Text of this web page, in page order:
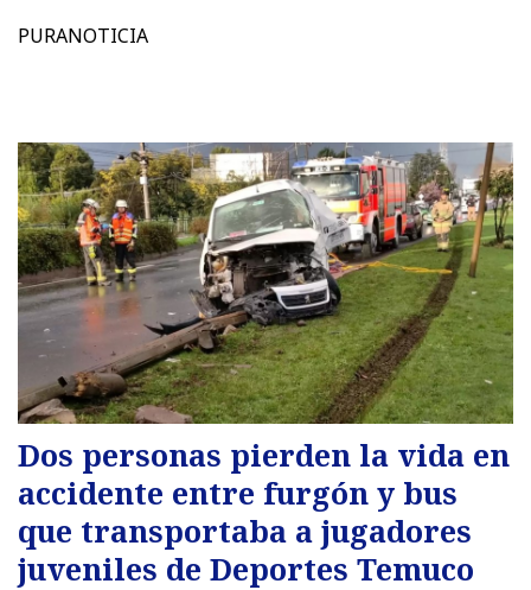
PURANOTICIA
Dos personas pierden la vida en
accidente entre furgón y bus
que transportaba a jugadores
juveniles de Deportes Temuco